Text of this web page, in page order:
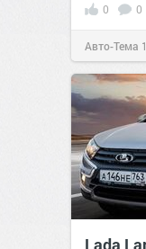
0 0
Авто-Тема